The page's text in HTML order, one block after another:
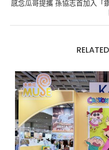
感念瓜哥提攜 孫協志首加入「